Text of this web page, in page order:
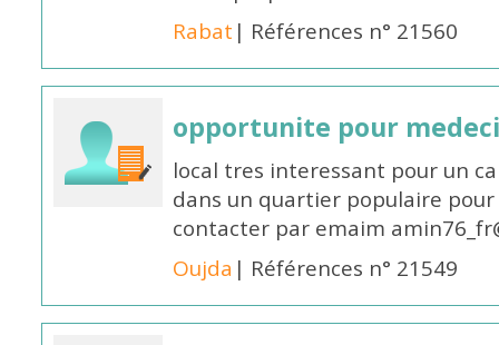
Rabat | Références n° 21560
opportunite pour
local tres interessant pour un
dans un quartier populaire
contacter par emaim
Oujda | Références n° 21549